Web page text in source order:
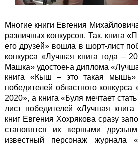
Многие книги Евгения
различных конкурсов. Так, книга
его друзей» вошла в шорт-лист
конкурса «Лучшая книга года –
Машка» удостоена диплома
книга «Кыш – это такая
победителей областного
2020», а книга «Буля мечтает
лист победителей «Лучшая
книг Евгения Хохрякова сразу
становятся их верными
известный персонаж журнала